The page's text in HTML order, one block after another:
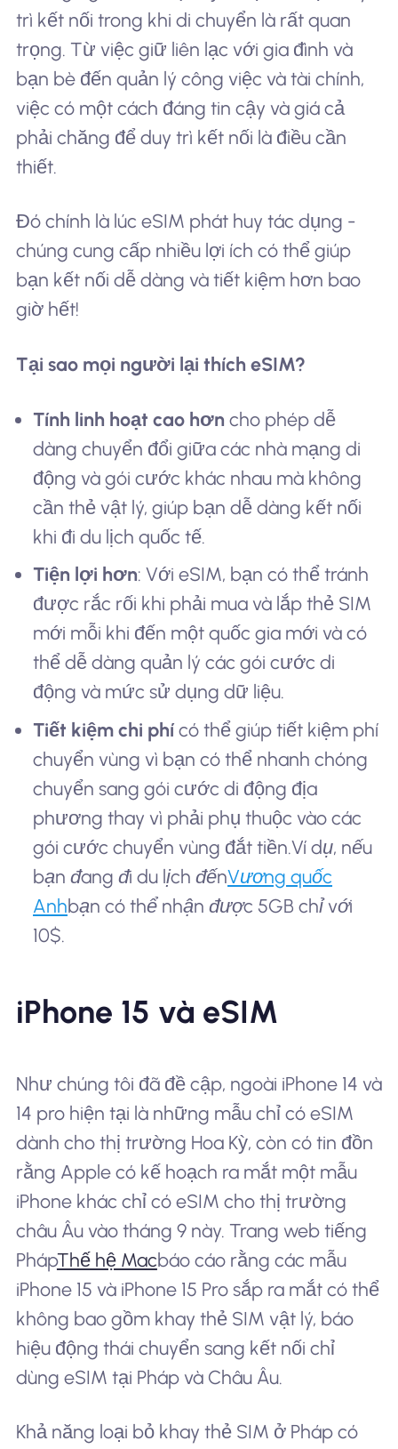
trì kết nối trong khi di chuyển là rất quan
trọng. Từ việc giữ liên lạc với gia đình và
bạn bè đến quản lý công việc và tài chính,
việc có một cách đáng tin cậy và giá cả
phải chăng để duy trì kết nối là điều cần
thiết.
Đó chính là lúc eSIM phát huy tác dụng -
chúng cung cấp nhiều lợi ích có thể giúp
bạn kết nối dễ dàng và tiết kiệm hơn bao
giờ hết!
Tại sao mọi người lại thích eSIM?
Tính linh hoạt cao hơn cho phép dễ
dàng chuyển đổi giữa các nhà mạng di
động và gói cước khác nhau mà không
cần thẻ vật lý, giúp bạn dễ dàng kết nối
khi đi du lịch quốc tế.
Tiện lợi hơn: Với eSIM, bạn có thể tránh
được rắc rối khi phải mua và lắp thẻ SIM
mới mỗi khi đến một quốc gia mới và có
thể dễ dàng quản lý các gói cước di
động và mức sử dụng dữ liệu.
Tiết kiệm chi phí có thể giúp tiết kiệm phí
chuyển vùng vì bạn có thể nhanh chóng
chuyển sang gói cước di động địa
phương thay vì phải phụ thuộc vào các
gói cước chuyển vùng đắt tiền.Ví dụ, nếu
bạn đang đi du lịch đếnVương quốc
Anhbạn có thể nhận được 5GB chỉ với
10$.
iPhone 15 và eSIM
Như chúng tôi đã đề cập, ngoài iPhone 14 và
14 pro hiện tại là những mẫu chỉ có eSIM
dành cho thị trường Hoa Kỳ, còn có tin đồn
rằng Apple có kế hoạch ra mắt một mẫu
iPhone khác chỉ có eSIM cho thị trường
châu Âu vào tháng 9 này. Trang web tiếng
PhápThế hệ Macbáo cáo rằng các mẫu
iPhone 15 và iPhone 15 Pro sắp ra mắt có thể
không bao gồm khay thẻ SIM vật lý, báo
hiệu động thái chuyển sang kết nối chỉ
dùng eSIM tại Pháp và Châu Âu.
Khả năng loại bỏ khay thẻ SIM ở Pháp có